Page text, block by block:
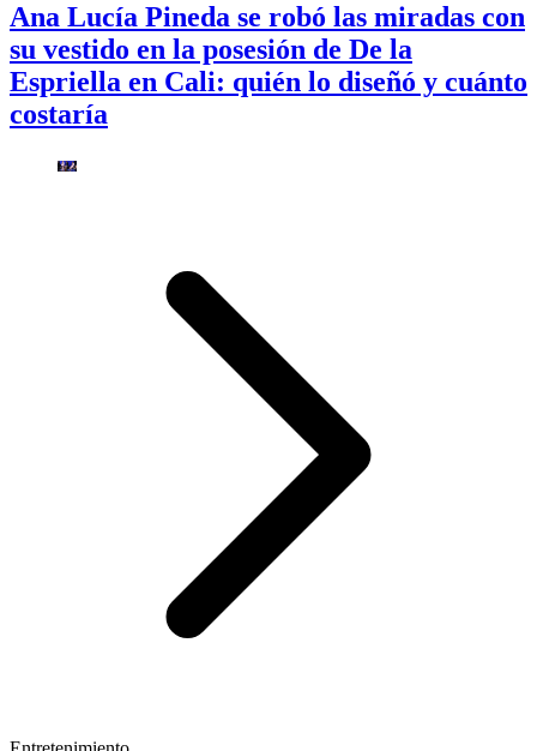
Ana Lucía Pineda se robó las miradas con
su vestido en la posesión de De la
Espriella en Cali: quién lo diseñó y cuánto
costaría